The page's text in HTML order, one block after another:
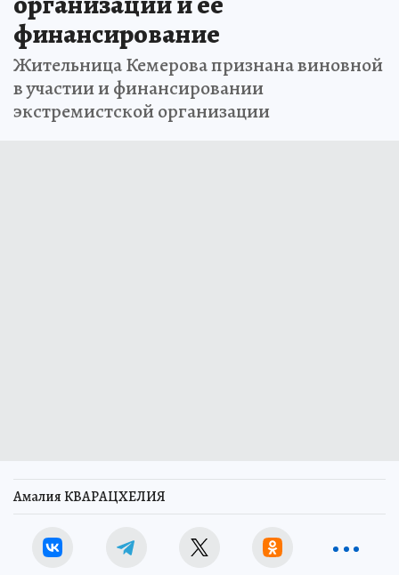
финансирование
Жительница Кемерова признана виновной
в участии и финансировании
экстремистской организации
Амалия КВАРАЦХЕЛИЯ